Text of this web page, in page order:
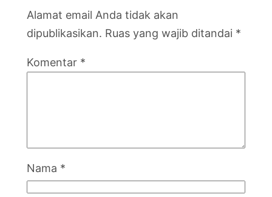
Alamat email Anda tidak akan
dipublikasikan. Ruas yang wajib ditandai *
Komentar *
Nama *